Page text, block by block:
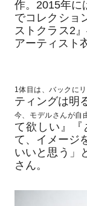
作。2015年に
でコレクショ
ストクラス2
アーティスト
1体目は、バックに
ティングは明
今、モデルさんが自
て欲しい』『
て、イメージ
いいと思う」
さん。